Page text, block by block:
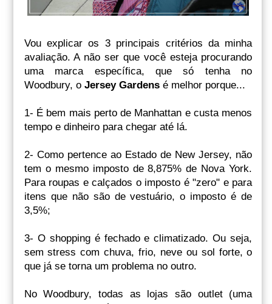
Vou explicar os 3 principais critérios da minha
avaliação. A não ser que você esteja procurando
uma marca específica, que só tenha no
Woodbury, o Jersey Gardensé melhor porque...
1- É bem mais perto de Manhattan e custa menos
tempo e dinheiro para chegar até lá.
2- Como pertence ao Estado de New Jersey, não
tem o mesmo imposto de 8,875% de Nova York.
Para roupas e calçados o imposto é "zero" e para
itens que não são de vestuário, o imposto é de
3,5%;
3- O shopping é fechado e climatizado. Ou seja,
sem stress com chuva, frio, neve ou sol forte, o
que já se torna um problema no outro.
No Woodbury, todas as lojas são outlet (uma